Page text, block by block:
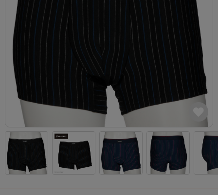
カテゴリから探す
レッグウェア
ストッキング
- 無地ストッキング
- 柄ストッキング
- ショート丈ストッキング
- 着圧ストッキング
- パンティ部レスストッキング
タイツ
インナーウェア
- ノンワイヤーブラ
- ブラトップ
ショーツ
- レギュラーショーツ
ライフスタイルウェア
ルームウェア・パジャマ
アクティブ・スポーツ
- スポーツブラ
レッグウエア
ソックス・靴下
クルー・レギュラー丈ソックス
スニーカー丈・くるぶし丈ソックス
インナーウエア
ボクサー
Tバック・ビキニ
肌着・インナー
ライフスタイルウェア
ルームウェア・パジャマ
レッグウエア
クルー・レギュラー丈ソックス
スニーカー丈・くるぶし丈ソックス
ハイソックス
スクールソックス
インナーウエア
ノンワイヤーブラ
スポーツブラ
ショーツ
レギュラーショーツ
ブランドから探す
AZGI
アスティーグ
クリアビューティアクティブ
スゴスト
フェイクタイツ
hotto comfort
商品選びのお手伝い
ブラジャー特集
私に似合う、ストッキング選び
タイツの選び方
ご利用ガイド
はじめての方へ
よくある質問（FAQ）